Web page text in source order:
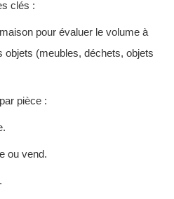
clés :
pour évaluer le volume à
objets (meubles, déchets, objets
pièce :
ou vend.